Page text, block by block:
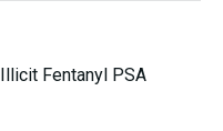
Illicit Fentanyl PSA